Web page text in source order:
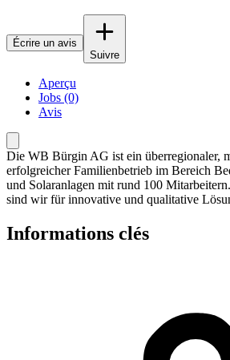
Écrire un avis
Suivre
Aperçu
Jobs (0)
Avis
Die WB Bürgin AG ist ein überregionaler,
erfolgreicher Familienbetrieb im Bereich
und Solaranlagen mit rund 100
sind wir für innovative und qualitative
Informations clés